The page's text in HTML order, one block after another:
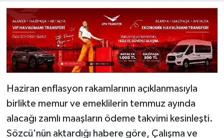
Haziran enflasyon rakamlarının açıklanmasıyla
birlikte memur ve emeklilerin temmuz ayında
alacağı zamlı maaşların ödeme takvimi kesinleşti.
Sözcü'nün aktardığı habere göre, Çalışma ve